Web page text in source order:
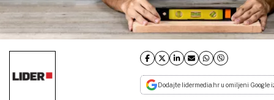
Dodajte lidermedia.hr u omiljeni Google